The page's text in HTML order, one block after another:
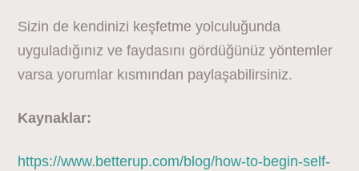
Sizin de kendinizi keşfetme yolculuğunda
uyguladığınız ve faydasını gördüğünüz yöntemler
varsa yorumlar kısmından paylaşabilirsiniz.
Kaynaklar:
https://www.betterup.com/blog/how-to-begin-self-